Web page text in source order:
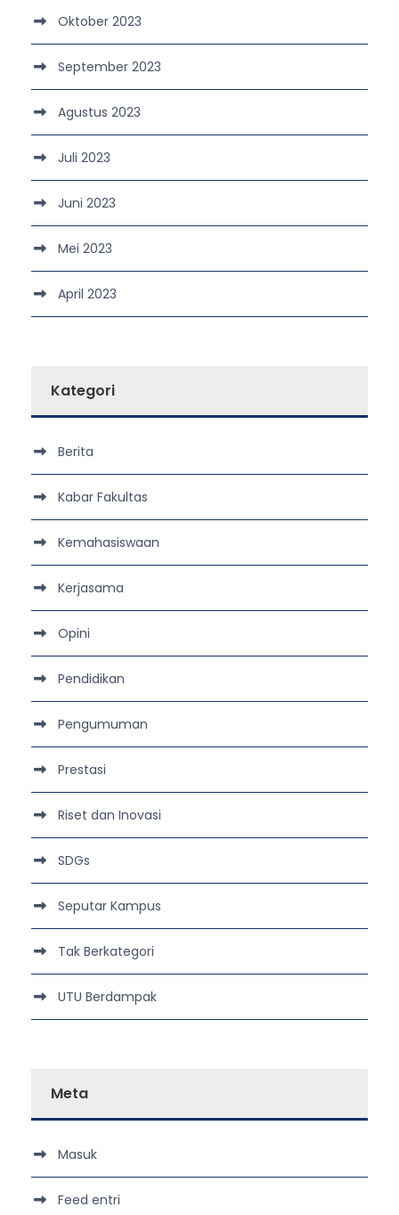
Oktober 2023
September 2023
Agustus 2023
Juli 2023
Juni 2023
Mei 2023
April 2023
Kategori
Berita
Kabar Fakultas
Kemahasiswaan
Kerjasama
Opini
Pendidikan
Pengumuman
Prestasi
Riset dan Inovasi
SDGs
Seputar Kampus
Tak Berkategori
UTU Berdampak
Meta
Masuk
Feed entri